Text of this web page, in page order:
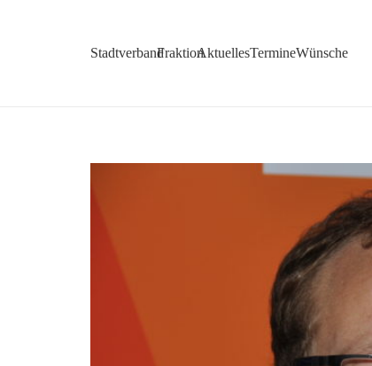
StadtverbandFraktionAktuellesTermineWünsche